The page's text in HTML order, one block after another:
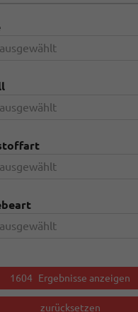
1604 Ergebnisse anzeigen
zurücksetzen